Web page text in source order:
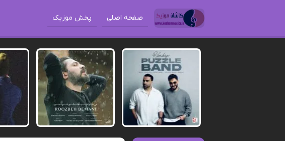
صفحه اصلی پخش موزیک